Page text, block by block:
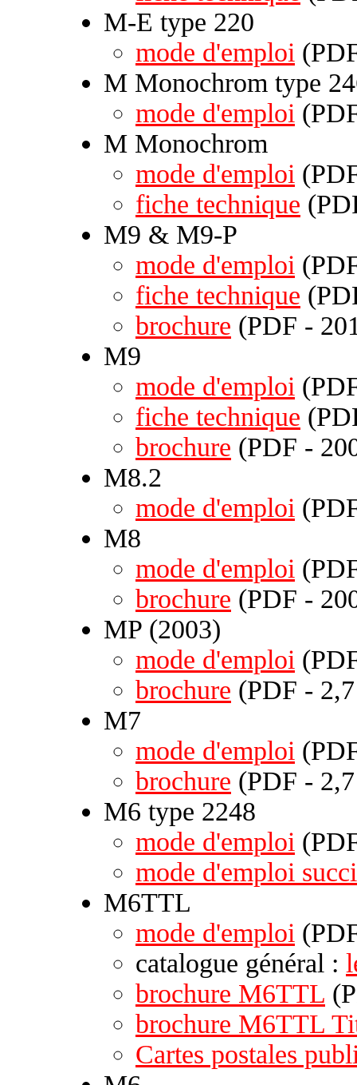
M-E type 220
mode d'emploi
M Monochrom type
mode d'emploi
M Monochrom
mode d'emploi
fiche technique
M9 & M9-P
mode d'emploi
fiche technique
brochure (PDF -
M9
mode d'emploi
fiche technique
brochure (PDF -
M8.2
mode d'emploi
M8
mode d'emploi
brochure (PDF -
MP (2003)
mode d'emploi
brochure (PDF -
M7
mode d'emploi
brochure (PDF -
M6 type 2248
mode d'emploi
mode d'emploi
M6TTL
mode d'emploi
catalogue général :
brochure M6TTL
brochure M6TTL
Cartes postales